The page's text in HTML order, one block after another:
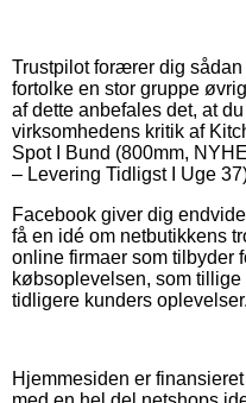
Trustpilot forærer dig
fortolke en stor gruppe
af dette anbefales det, at
virksomhedens kritik af
Spot I Bund (800mm,
– Levering Tidligst I Uge
Facebook giver dig
få en idé om netbutikkens
online firmaer som tilbyder
købsoplevelsen, som
tidligere kunders oplevelser.
Hjemmesiden er